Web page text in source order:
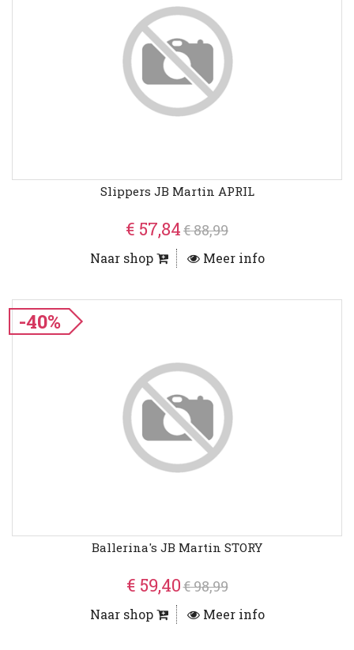
Slippers JB Martin APRIL
€ 57,84€ 88,99
Naar shop Meer info
-40%
Ballerina's JB Martin STORY
€ 59,40€ 98,99
Naar shop Meer info